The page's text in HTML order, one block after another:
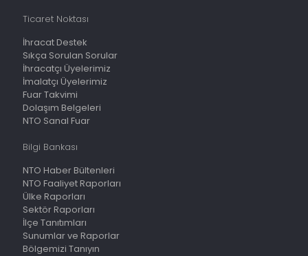
Ticaret Noktası
İhracat Destek
Sıkça Sorulan Sorular
İhracatçı Üyelerimiz
İmalatçı Üyelerimiz
Fuar Takvimi
Dolaşım Belgeleri
NTO Sanal Fuar
Bilgi Bankası
NTO Haber Bültenleri
NTO Faaliyet Raporları
Ülke Raporları
Sektör Raporları
İlçe Tanıtımları
Sunumlar ve Raporlar
Bölgemizi Tanıyın